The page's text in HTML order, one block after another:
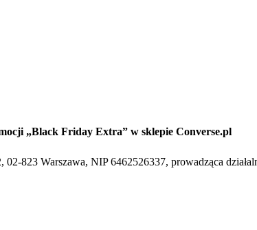
„Black Friday Extra” w sklepie Converse.pl
823 Warszawa, NIP 6462526337, prowadząca